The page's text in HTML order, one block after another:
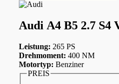
Audi A4 B5 2.7 S4
Leistung: 265 PS
Drehmoment: 400 NM
Motortyp: Benziner
PREIS